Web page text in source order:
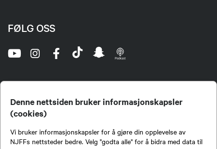
Denne nettsiden bruker informasjonskapsler
(cookies)
Vi bruker informasjonskapsler for å gjøre din opplevelse av
NJFFs nettsteder bedre. Velg "godta alle" for å bidra med data til
FØLG OSS
jegere og sportsfiskere og et av de viktigste miljøene for formidling av kunnskap om jakt og
fiske i Norge. Vi er en partipolitisk nøytral organisasjon, men har et sterkt jakt-, fiske-, og